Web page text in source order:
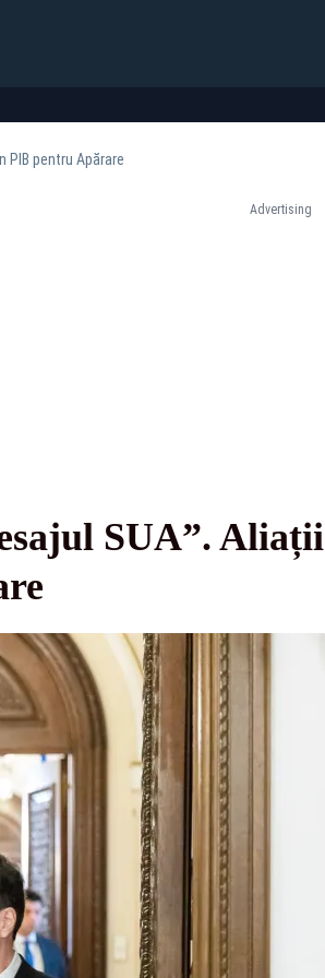
PIB pentru Apărare
Advertising
SUA”. Aliații